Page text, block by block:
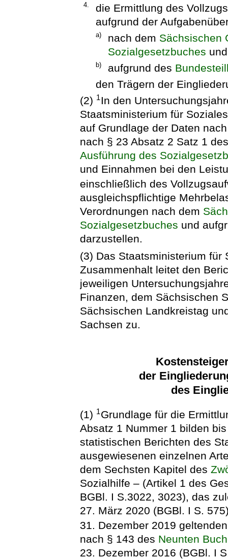
4.
die Ermittlung des
aufgrund der
a) nach dem Sächsischen
Sozialgesetzbuches und
b) aufgrund des
den Trägern der
(2) 1 In den
Staatsministerium für
auf Grundlage der Daten
nach § 23 Absatz 2 Satz 1
Ausführung des
und Einnahmen bei den
einschließlich des
ausgleichspflichtige
Verordnungen nach dem
Sozialgesetzbuches und
darzustellen.
(3) Das Staatsministerium
Zusammenhalt leitet den
jeweiligen
Finanzen, dem Sächsischen
Sächsischen Landkreistag
Sachsen zu.
der
des
(1) 1Grundlage für die
Absatz 1 Nummer 1 bilden
statistischen Berichten des
ausgewiesenen einzelnen
dem Sechsten Kapitel des
Sozialhilfe – (Artikel 1 des
BGBl. I S.3022, 3023), das
27. März 2020 (BGBl. I S.
31. Dezember 2019
nach § 143 des Neunten
23. Dezember 2016 (BGBl. I